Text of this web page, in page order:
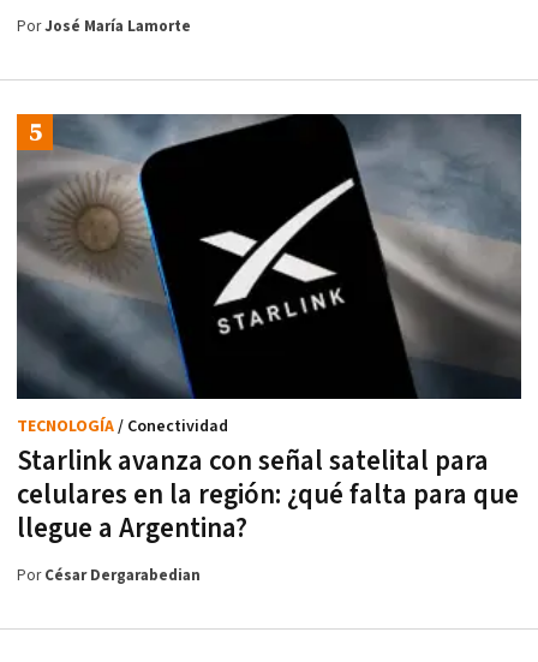
PorJosé María Lamorte
Starlink avanza con señal satelital para
celulares en la región: ¿qué falta para que
llegue a Argentina?
TECNOLOGÍA/ Conectividad
PorCésar Dergarabedian